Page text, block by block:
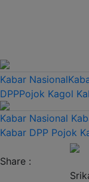
Kabar Nasional
DPPPojok Kagol
Kabar Nasional
Kabar DPP Pojok
Share :